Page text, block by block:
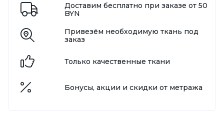
Доставим бесплатно при заказе от 50
BYN
Привезём необходимую ткань под
заказ
Только качественные ткани
Бонусы, акции и скидки от метража